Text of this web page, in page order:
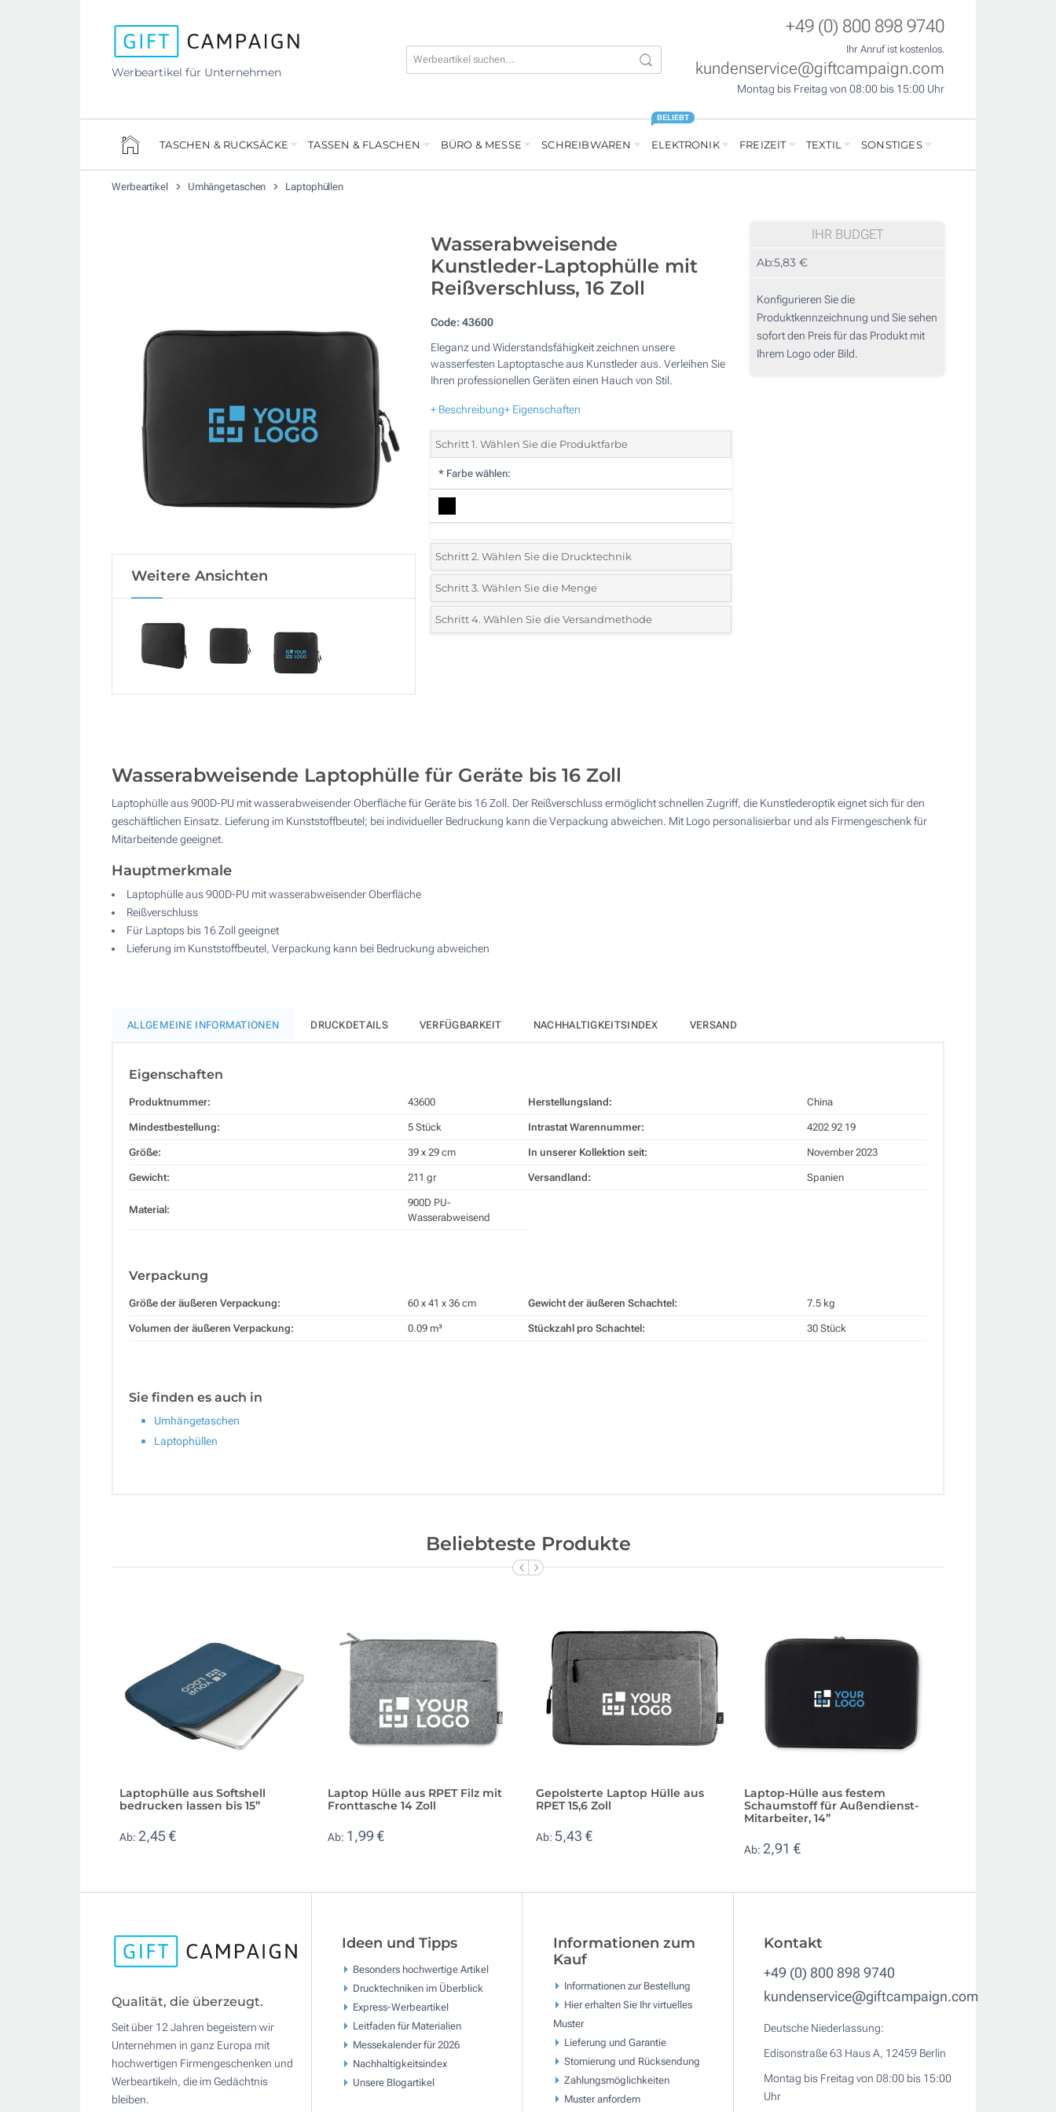
Werbeartikel für Unternehmen
+49 (0) 800 898 9740
Ihr Anruf ist kostenlos.
kundenservice@giftcampaign.com
Montag bis Freitag von 08:00 bis 15:00 Uhr
TASCHEN & RUCKSÄCKE TASSEN & FLASCHEN BÜRO & MESSE SCHREIBWAREN ELEKTRONIK
BELIEBT
FREIZEIT TEXTIL SONSTIGES
Werbeartikel Umhängetaschen Laptophüllen
Weitere Ansichten
Wasserabweisende
Kunstleder-Laptophülle mit
Reißverschluss, 16 Zoll
Code:43600
Eleganz und Widerstandsfähigkeit zeichnen unsere
wasserfesten Laptoptasche aus Kunstleder aus. Verleihen Sie
Ihren professionellen Geräten einen Hauch von Stil.
+ Beschreibung+ Eigenschaften
Schritt 1. Wählen Sie die Produktfarbe
* Farbe wählen:
Schritt 2. Wählen Sie die Drucktechnik
*Wählen Sie die Druck- und Farbtechniken für Ihr Logo:
1 Farbig (Auf einer Seite)
Schritt 3. Wählen Sie die Menge
*Bitte wählen Sie Ihre gewünschte Menge
50
100
Schritt 4. Wählen Sie die Versandmethode
IHR BUDGET
Ab:5,83 €
Konfigurieren Sie die
Produktkennzeichnung und Sie sehen
sofort den Preis für das Produkt mit
Ihrem Logo oder Bild.
Wasserabweisende Laptophülle für Geräte bis 16 Zoll
Laptophülle aus 900D-PU mit wasserabweisender Oberfläche für Geräte bis 16 Zoll. Der Reißverschluss ermöglicht schnellen Zugriff, die Kunstlederoptik eignet sich für den
geschäftlichen Einsatz. Lieferung im Kunststoffbeutel; bei individueller Bedruckung kann die Verpackung abweichen. Mit Logo personalisierbar und als Firmengeschenk für
Mitarbeitende geeignet.
Hauptmerkmale
Laptophülle aus 900D-PU mit wasserabweisender Oberfläche
Reißverschluss
Für Laptops bis 16 Zoll geeignet
Lieferung im Kunststoffbeutel, Verpackung kann bei Bedruckung abweichen
ALLGEMEINE INFORMATIONEN DRUCKDETAILS VERFÜGBARKEIT NACHHALTIGKEITSINDEX VERSAND
Eigenschaften
Produktnummer: 43600
Mindestbestellung: 5 Stück
Größe: 39 x 29 cm
Gewicht: 211 gr
Material:
900D PU-
Wasserabweisend
Herstellungsland: China
Intrastat Warennummer: 4202 92 19
In unserer Kollektion seit: November 2023
Versandland: Spanien
Verpackung
Größe der äußeren Verpackung: 60 x 41 x 36 cm
Volumen der äußeren Verpackung: 0.09 m³
Gewicht der äußeren Schachtel: 7.5 kg
Stückzahl pro Schachtel: 30 Stück
Sie finden es auch in
Umhängetaschen
Laptophüllen
Beliebteste Produkte
Laptophülle aus Softshell
bedrucken lassen bis 15”
Ab: 2,45 €
Laptop Hülle aus RPET Filz mit
Fronttasche 14 Zoll
Ab: 1,99 €
Gepolsterte Laptop Hülle aus
RPET 15,6 Zoll
Ab: 5,43 €
Laptop-Hülle aus festem
Schaumstoff für Außendienst-
Mitarbeiter, 14”
Ab: 2,91 €
Qualität, die überzeugt.
Seit über 12 Jahren begeistern wir
Unternehmen in ganz Europa mit
hochwertigen Firmengeschenken und
Werbeartikeln, die im Gedächtnis
bleiben.
Ideen und Tipps
Besonders hochwertige Artikel
Drucktechniken im Überblick
Express-Werbeartikel
Leitfaden für Materialien
Messekalender für 2026
Nachhaltigkeitsindex
Unsere Blogartikel
Informationen zum
Kauf
Informationen zur Bestellung
Hier erhalten Sie Ihr virtuelles
Muster
Lieferung und Garantie
Stornierung und Rücksendung
Zahlungsmöglichkeiten
Muster anfordern
Kontakt
+49 (0) 800 898 9740
kundenservice@giftcampaign.com
Deutsche Niederlassung:
Edisonstraße 63 Haus A, 12459 Berlin
Montag bis Freitag von 08:00 bis 15:00
Uhr